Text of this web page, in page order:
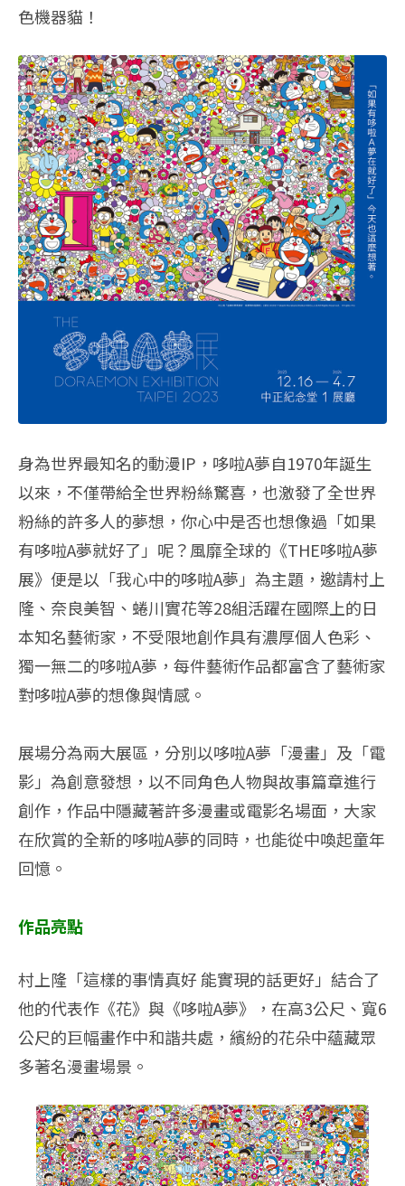
色機器貓！
身為世界最知名的動漫IP，哆啦A夢自1970年誕生
以來，不僅帶給全世界粉絲驚喜，也激發了全世界
粉絲的許多人的夢想，你心中是否也想像過「如果
有哆啦A夢就好了」呢？風靡全球的《THE哆啦A夢
展》便是以「我心中的哆啦A夢」為主題，邀請村上
隆、奈良美智、蜷川實花等28組活躍在國際上的日
本知名藝術家，不受限地創作具有濃厚個人色彩、
獨一無二的哆啦A夢，每件藝術作品都富含了藝術家
對哆啦A夢的想像與情感。
展場分為兩大展區，分別以哆啦A夢「漫畫」及「電
影」為創意發想，以不同角色人物與故事篇章進行
創作，作品中隱藏著許多漫畫或電影名場面，大家
在欣賞的全新的哆啦A夢的同時，也能從中喚起童年
回憶。
作品亮點
村上隆「這樣的事情真好 能實現的話更好」結合了
他的代表作《花》與《哆啦A夢》，在高3公尺、寬6
公尺的巨幅畫作中和諧共處，繽紛的花朵中蘊藏眾
多著名漫畫場景。